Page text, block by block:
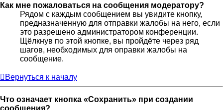
Как мне пожаловаться на сообщения модератору?
Рядом с каждым сообщением вы увидите кнопку,
предназначенную для отправки жалобы на него, если
это разрешено администратором конференции.
Щёлкнув по этой кнопке, вы пройдёте через ряд
шагов, необходимых для оправки жалобы на
сообщение.
Вернуться к началу
Что означает кнопка «Сохранить» при создании
сообщения?